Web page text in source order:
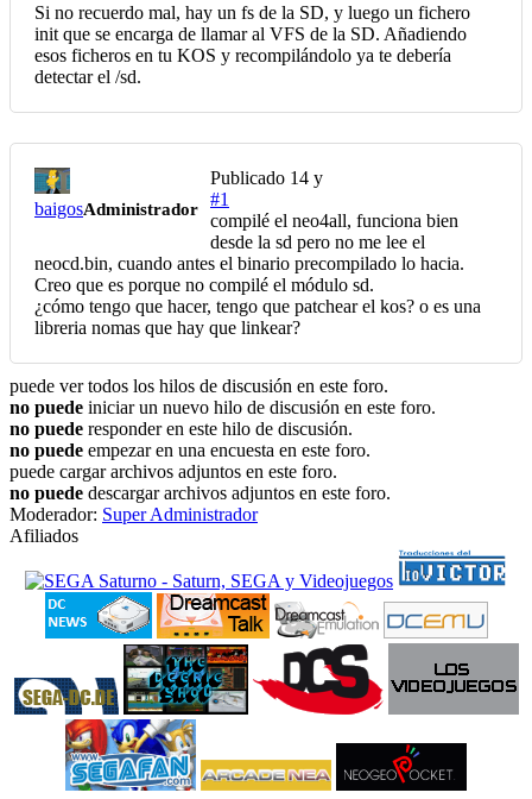
Si no recuerdo mal, hay un fs de la SD, y luego un fichero
init que se encarga de llamar al VFS de la SD. Añadiendo
esos ficheros en tu KOS y recompilándolo ya te debería
detectar el /sd.
baigosAdministrador
Publicado 14 y
#1
compilé el neo4all, funciona bien
desde la sd pero no me lee el
neocd.bin, cuando antes el binario precompilado lo hacia.
Creo que es porque no compilé el módulo sd.
¿cómo tengo que hacer, tengo que patchear el kos? o es una
libreria nomas que hay que linkear?
puede ver todos los hilos de discusión en este foro.
no puede iniciar un nuevo hilo de discusión en este foro.
no puede responder en este hilo de discusión.
no puede empezar en una encuesta en este foro.
puede cargar archivos adjuntos en este foro.
no puede descargar archivos adjuntos en este foro.
Moderador: Super Administrador
Afiliados